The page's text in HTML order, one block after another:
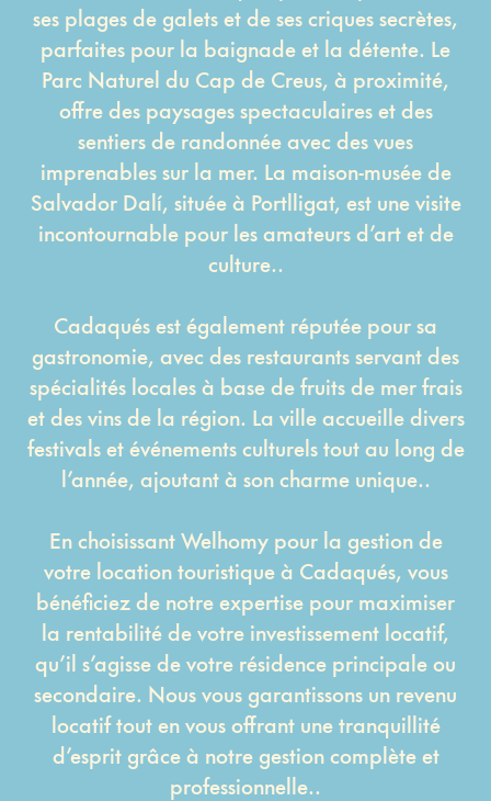
ses plages de galets et de ses criques secrètes,
parfaites pour la baignade et la détente. Le
Parc Naturel du Cap de Creus, à proximité,
offre des paysages spectaculaires et des
sentiers de randonnée avec des vues
imprenables sur la mer. La maison-musée de
Salvador Dalí, située à Portlligat, est une visite
incontournable pour les amateurs d’art et de
culture..
Cadaqués est également réputée pour sa
gastronomie, avec des restaurants servant des
spécialités locales à base de fruits de mer frais
et des vins de la région. La ville accueille divers
festivals et événements culturels tout au long de
l’année, ajoutant à son charme unique..
En choisissant Welhomy pour la gestion de
votre location touristique à Cadaqués, vous
bénéficiez de notre expertise pour maximiser
la rentabilité de votre investissement locatif,
qu’il s’agisse de votre résidence principale ou
secondaire. Nous vous garantissons un revenu
locatif tout en vous offrant une tranquillité
d’esprit grâce à notre gestion complète et
professionnelle..